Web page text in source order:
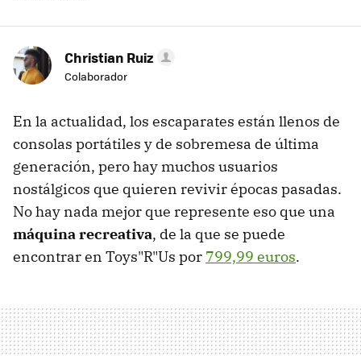
Christian Ruiz
Colaborador
En la actualidad, los escaparates están llenos de
consolas portátiles y de sobremesa de última
generación, pero hay muchos usuarios
nostálgicos que quieren revivir épocas pasadas.
No hay nada mejor que represente eso que una
máquina recreativa, de la que se puede
encontrar en Toys"R"Us por 799,99 euros.